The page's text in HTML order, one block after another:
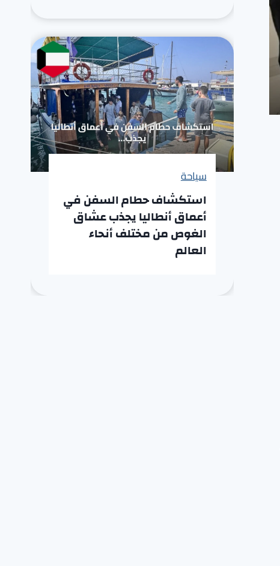
سياحة
استكشاف حطام السفن في
أعماق أنطاليا يجذب عشاق
الغوص من مختلف أنحاء
العالم